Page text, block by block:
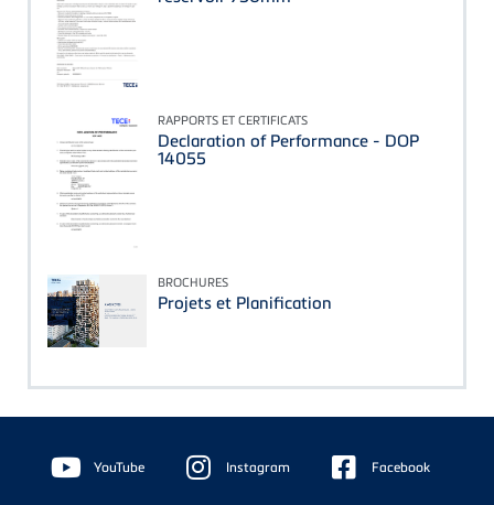
RAPPORTS ET CERTIFICATS
Declaration of Performance - DOP
14055
BROCHURES
Projets et Planification
Floating
Sidebar YouTube Instagram Facebook